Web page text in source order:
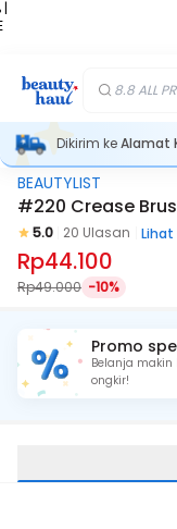
|
8.8 ALL
Dikirim keAlamat
BEAUTYLIST
#220 Crease
5.0 20 Ulasan Lihat
Rp44.100
Rp49.000 -10%
Promo
Belanja
ongkir!